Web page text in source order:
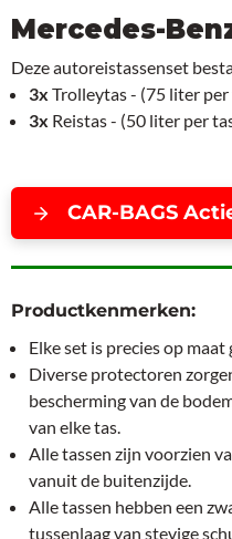
Mercedes-
Deze autoreistassenset
3x Trolleytas - (75 liter per
3x Reistas - (50 liter per
CAR-BAGS
Productkenmerken:
Elke set is precies op
Diverse protectoren
bescherming van de
van elke tas.
Alle tassen zijn voorzien
vanuit de buitenzijde.
Alle tassen hebben een
tussenlaag van stevige